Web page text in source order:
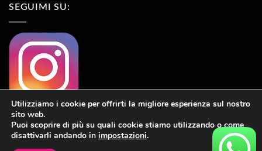
SEGUIMI SU:
Sito web realizzato da | Copyright 2026 ©
Utilizziamo i cookie per offrirti la migliore esperienza sul nostro
sito web.
Puoi scoprire di più su quali cookie stiamo utilizzando o come
disattivarli andando in impostazioni.